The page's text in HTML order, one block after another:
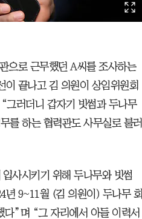
으로 근무했던 A씨를 조사하는
끝나고 김 의원이 상임위원회
그러더니 갑자기 빗썸과 두나무
를 하는 협력관도 사무실로 불러
사시키기 위해 두나무와 빗썸
년 9~11월 (김 의원이) 두나무 회
”며 “그 자리에서 아들 이력서